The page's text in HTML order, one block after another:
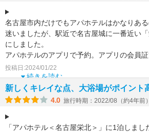
名古屋市内だけでもアパホテルはかなりある
迷いましたが、駅近で名古屋城に一番近い「
にしました。
アパホテルのアプリで予約。アプリの会員
フチェックインも2回目なので慣れました。
出
続きを読む
投稿日:2024/01/22
新しくキレイな点、大浴場がポイント
4.0 旅行時期：2022/08（約4年前）
「アパホテル＜名古屋栄北＞」に1泊しまし